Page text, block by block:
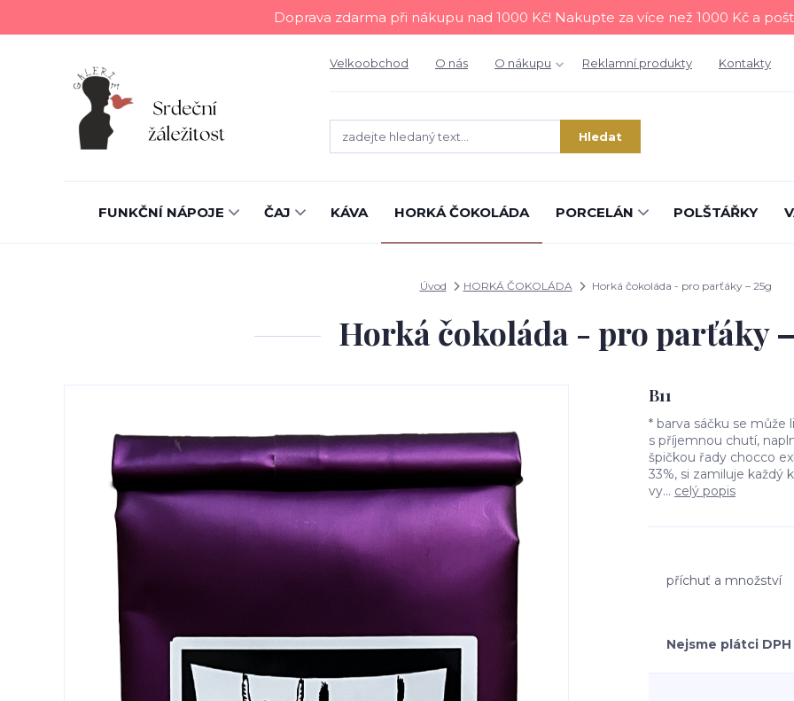
Doprava zdarma při nákupu nad 1000 Kč! Nakupte za více než 1000 Kč a
Velkoobchod O nás O nákupu Reklamní produkty Kontakty
Hledat
FUNKČNÍ NÁPOJE ČAJ KÁVA HORKÁ ČOKOLÁDA PORCELÁN POLŠTÁŘKY
Úvod HORKÁ ČOKOLÁDA Horká čokoláda - pro parťáky – 25g
Horká čokoláda - pro parťáky
B11
* barva sáčku se může
s příjemnou chutí,
špičkou řady chocco
33%, si zamiluje každý
vy... celý popis
příchuť a množství
Nejsme plátci DPH